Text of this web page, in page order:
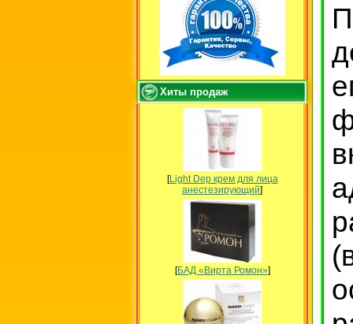
Хиты продаж
[Light Dep крем для лица
анестезирующий]
[БАД «Вирта Ромон»]